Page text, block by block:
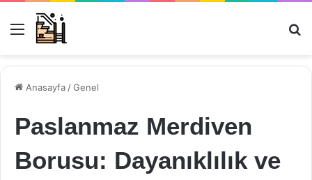
Menü
Anasayfa /Genel
Paslanmaz Merdiven
Borusu: Dayanıklılık ve